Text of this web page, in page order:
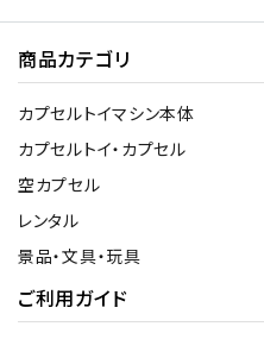
商品カテゴリ
カプセルトイマシン本体
カプセルトイ・カプセル
空カプセル
レンタル
景品・文具・玩具
ご利用ガイド